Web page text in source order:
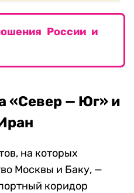
России и
«Север — Юг» и
на которых
Москвы и Баку, —
коридор